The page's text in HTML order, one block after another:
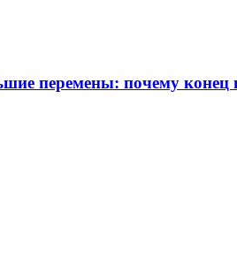
перемены: почему конец